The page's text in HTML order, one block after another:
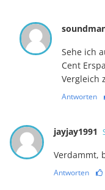
Sehe ich
Cent
Vergleich
Antworten
jayjay1991
Verdammt,
Antworten